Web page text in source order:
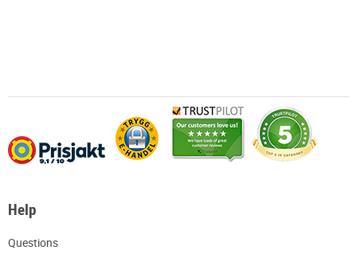
Help
Questions